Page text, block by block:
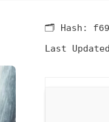
🗂 Hash:
Last